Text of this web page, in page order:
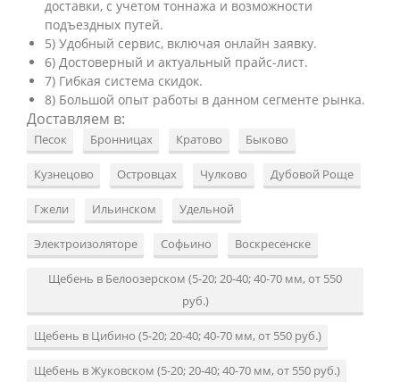
доставки, с учетом тоннажа и возможности
подъездных путей.
5) Удобный сервис, включая онлайн заявку.
6) Достоверный и актуальный прайс-лист.
7) Гибкая система скидок.
8) Большой опыт работы в данном сегменте рынка.
Доставляем в:
Песок Бронницах Кратово Быково
Кузнецово Островцах Чулково Дубовой Роще
Гжели Ильинском Удельной
Электроизоляторе Софьино Воскресенске
Щебень в Белоозерском (5-20; 20-40; 40-70 мм, от 550
руб.)
Щебень в Цибино (5-20; 20-40; 40-70 мм, от 550 руб.)
Щебень в Жуковском (5-20; 20-40; 40-70 мм, от 550 руб.)